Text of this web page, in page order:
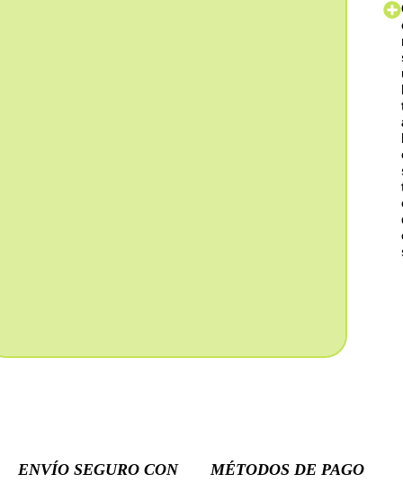
ENVÍO SEGURO CON MÉTODOS DE PAGO